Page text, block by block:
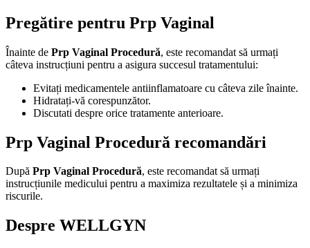
Pregătire pentru Prp Vaginal
Înainte de Prp Vaginal Procedură, este recomandat să urmați
câteva instrucțiuni pentru a asigura succesul tratamentului:
Evitați medicamentele antiinflamatoare cu câteva zile înainte.
Hidratați-vă corespunzător.
Discutati despre orice tratamente anterioare.
Prp Vaginal Procedură recomandări
După Prp Vaginal Procedură, este recomandat să urmați
instrucțiunile medicului pentru a maximiza rezultatele și a minimiza
riscurile.
Despre WELLGYN